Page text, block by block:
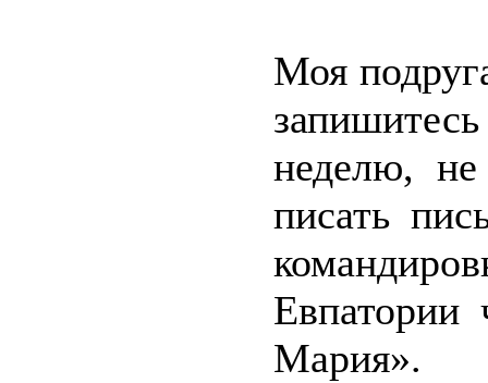
Моя
неделю,
писать
Мария».